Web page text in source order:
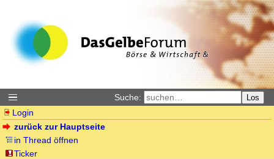
Suche: Los
Login
zurück zur Hauptseite
in Thread öffnen
Ticker